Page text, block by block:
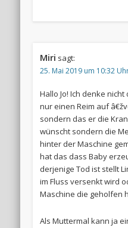
Miri sagt:
25. Mai 2019 um 10:32
Hallo Jo! Ich denke
nur einen Reim auf
sondern das er die
wünscht sondern die
hinter der Maschine
hat das dass Baby
derjenige Tod ist stellt
im Fluss versenkt wird
Maschine die geholfen
Als Muttermal kann ja